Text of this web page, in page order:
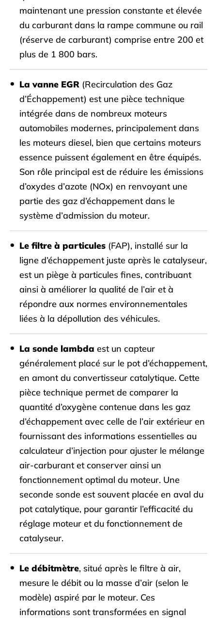
maintenant une pression constante et élevée
du carburant dans la rampe commune ou rail
(réserve de carburant) comprise entre 200 et
plus de 1 800 bars.
La vanne EGR (Recirculation des Gaz
d’Échappement) est une pièce technique
intégrée dans de nombreux moteurs
automobiles modernes, principalement dans
les moteurs diesel, bien que certains moteurs
essence puissent également en être équipés.
Son rôle principal est de réduire les émissions
d’oxydes d’azote (NOx) en renvoyant une
partie des gaz d’échappement dans le
système d’admission du moteur.
Le filtre à particules (FAP), installé sur la
ligne d’échappement juste après le catalyseur,
est un piège à particules fines, contribuant
ainsi à améliorer la qualité de l’air et à
répondre aux normes environnementales
liées à la dépollution des véhicules.
La sonde lambda est un capteur
généralement placé sur le pot d’échappement,
en amont du convertisseur catalytique. Cette
pièce technique permet de comparer la
quantité d’oxygène contenue dans les gaz
d’échappement avec celle de l’air extérieur en
fournissant des informations essentielles au
calculateur d’injection pour ajuster le mélange
air-carburant et conserver ainsi un
fonctionnement optimal du moteur. Une
seconde sonde est souvent placée en aval du
pot catalytique, pour garantir l’efficacité du
réglage moteur et du fonctionnement de
catalyseur.
Le débitmètre, situé après le filtre à air,
mesure le débit ou la masse d’air (selon le
modèle) aspiré par le moteur. Ces
informations sont transformées en signal